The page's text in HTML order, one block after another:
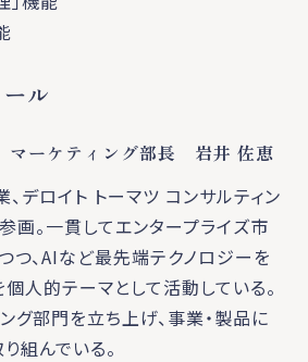
ル
ーケティング部長 岩井 佐恵
、デロイト トーマツ コンサルティン
画。一貫してエンタープライズ市
つ、AIなど最先端テクノロジーを
人的テーマとして活動している。
グ部門を立ち上げ、事業・製品に
組んでいる。